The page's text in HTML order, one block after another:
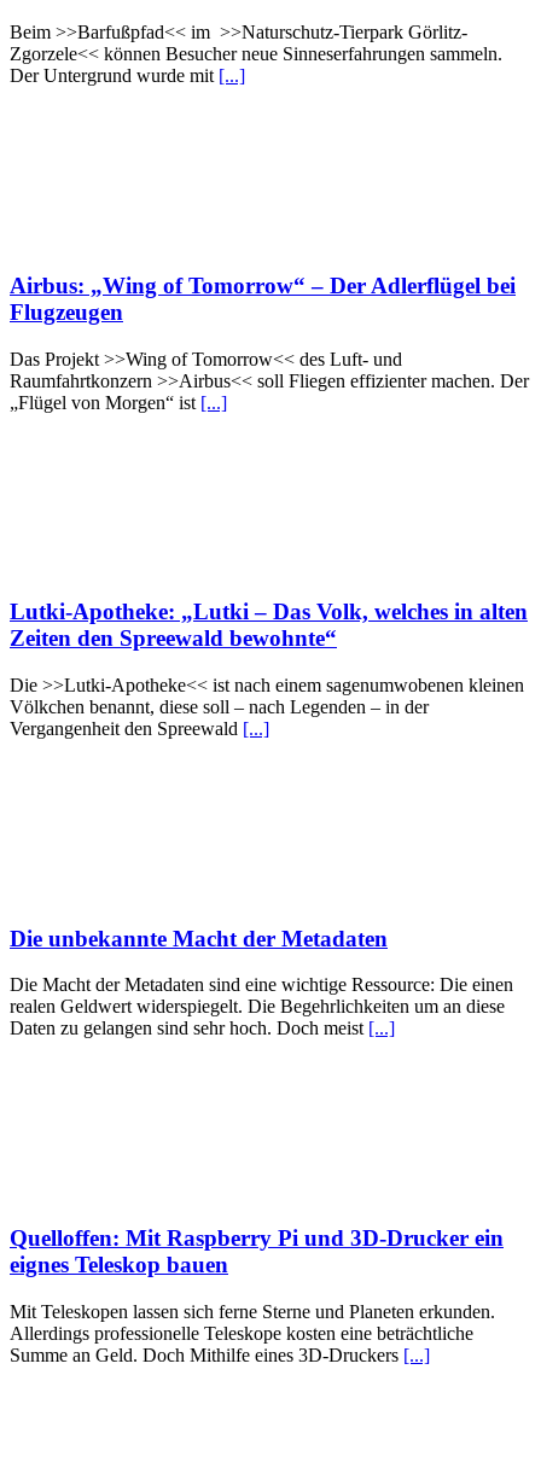
Beim >>Barfußpfad<< im >>Naturschutz-Tierpark Görlitz-
Zgorzele<< können Besucher neue Sinneserfahrungen sammeln.
Der Untergrund wurde mit [...]
Airbus: „Wing of Tomorrow“ – Der Adlerflügel bei
Flugzeugen
Das Projekt >>Wing of Tomorrow<< des Luft- und
Raumfahrtkonzern >>Airbus<< soll Fliegen effizienter machen. Der
„Flügel von Morgen“ ist [...]
Lutki-Apotheke: „Lutki – Das Volk, welches in alten
Zeiten den Spreewald bewohnte“
Die >>Lutki-Apotheke<< ist nach einem sagenumwobenen kleinen
Völkchen benannt, diese soll – nach Legenden – in der
Vergangenheit den Spreewald [...]
Die unbekannte Macht der Metadaten
Die Macht der Metadaten sind eine wichtige Ressource: Die einen
realen Geldwert widerspiegelt. Die Begehrlichkeiten um an diese
Daten zu gelangen sind sehr hoch. Doch meist [...]
Quelloffen: Mit Raspberry Pi und 3D-Drucker ein
eignes Teleskop bauen
Mit Teleskopen lassen sich ferne Sterne und Planeten erkunden.
Allerdings professionelle Teleskope kosten eine beträchtliche
Summe an Geld. Doch Mithilfe eines 3D-Druckers [...]